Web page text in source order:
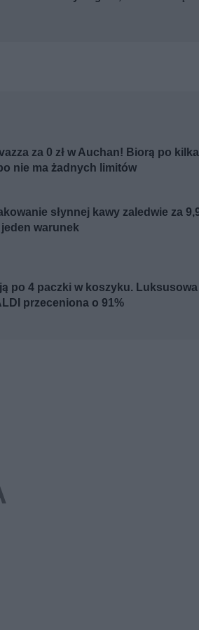
za 0 zł w Auchan! Biorą po kilka
nie ma żadnych limitów
słynnej kawy zaledwie za
warunek
po 4 paczki w koszyku. Luksusowa
przeceniona o 91%